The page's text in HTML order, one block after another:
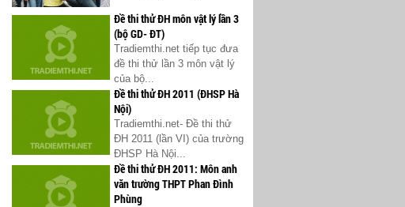
Đề thi thử ĐH môn vật lý lần 3
(bộ GD- ĐT)
Tradiemthi.net tiếp tục đưa
đề thi thử lần 3 môn vật lý
của bộ...
Đề thi thử ĐH 2011 (ĐHSP Hà
Nội)
Tradiemthi.net- Đề thi thử
ĐH 2011 (lần VI) của trường
ĐHSP Hà Nội...
Đề thi thử ĐH 2011: Môn anh
văn trường THPT Phan Đình
Phùng